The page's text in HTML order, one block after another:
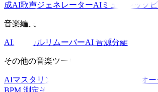
成AI歌声ジェネレーターAIミュージック
音楽編集
AIボーカルリムーバーAI 音源分離
その他の音楽ツール
AIマスタリング
AI オ
BPM 測定その他のツール